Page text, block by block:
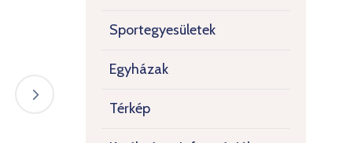
Sportegyesületek
Egyházak
Térkép